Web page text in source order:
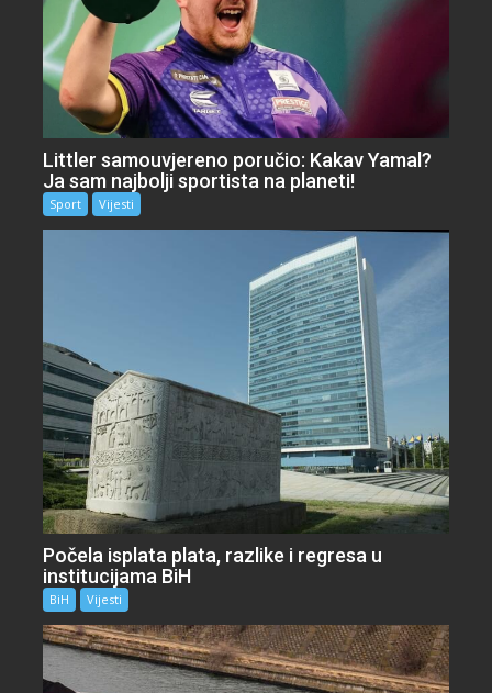
Littler samouvjereno poručio: Kakav Yamal?
Ja sam najbolji sportista na planeti!
Sport Vijesti
Počela isplata plata, razlike i regresa u
institucijama BiH
BiH Vijesti